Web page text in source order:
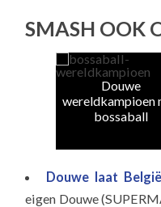
SMASH OOK
Douwe
wereldkampioen met
bossaball
Douwe laat
eigen Douwe